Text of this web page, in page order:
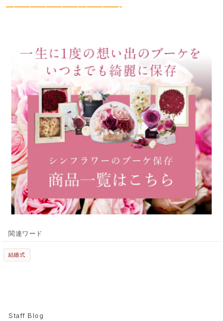
——————————————-
関連ワード
結婚式
Staff Blog